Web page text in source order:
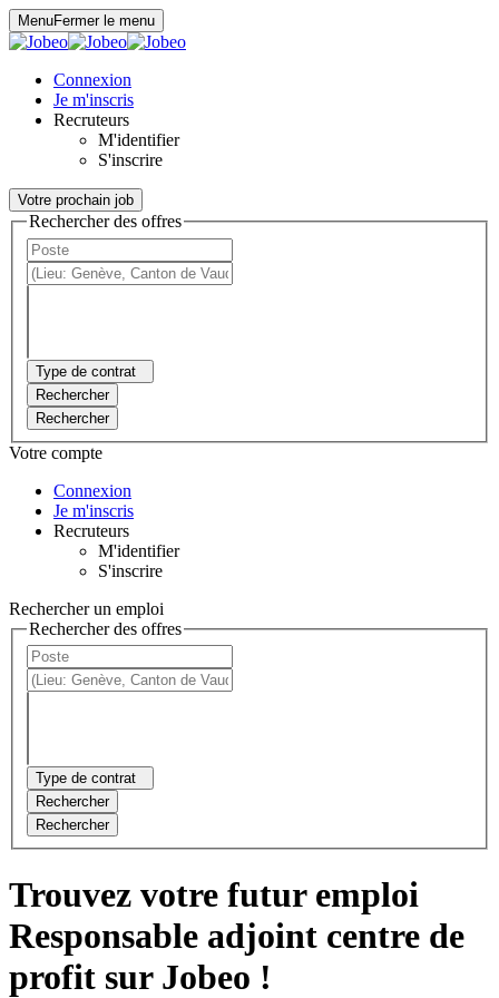
MenuFermer le menu
Connexion
Je m'inscris
Recruteurs
M'identifier
S'inscrire
Votre prochain job
Rechercher des offres
Type de contrat
Rechercher
Rechercher
Votre compte
Connexion
Je m'inscris
Recruteurs
M'identifier
S'inscrire
Rechercher un emploi
Rechercher des offres
Type de contrat
Rechercher
Rechercher
Trouvez votre futur emploi
Responsable adjoint centre de
profit sur Jobeo !
Panneau de gestion des cookies